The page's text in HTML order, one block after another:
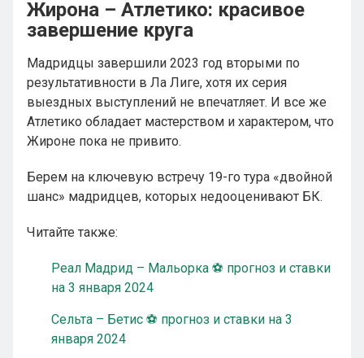
Жирона – Атлетико: красивое
завершение круга
Мадридцы завершили 2023 год вторыми по
результативности в Ла Лиге, хотя их серия
выездных выступлений не впечатляет. И все же
Атлетико обладает мастерством и характером, что
Жироне пока не привито.
Берем на ключевую встречу 19-го тура «двойной
шанс» мадридцев, которых недооценивают БК.
Читайте также:
Реал Мадрид – Мальорка ⚽ прогноз и ставки
на 3 января 2024
Сельта – Бетис ⚽ прогноз и ставки на 3
января 2024